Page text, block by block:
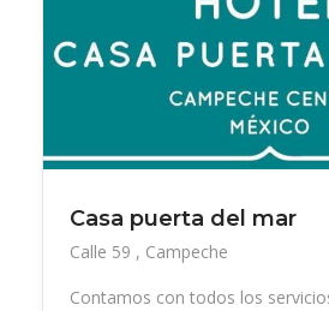
Casa puerta del mar
Calle 59
Campeche
Contamos con todos los